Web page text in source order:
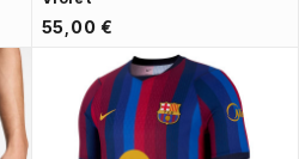
55,00 €